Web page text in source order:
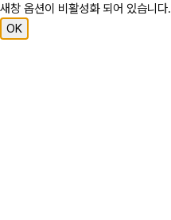
새창 옵션이 비활성화 되어 있습니다.
OK